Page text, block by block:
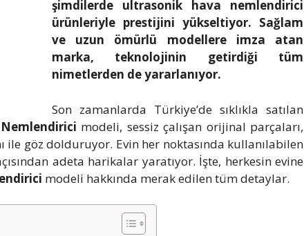
şimdilerde ultrasonik hava nemlendirici
ürünleriyle prestijini yükseltiyor. Sağlam
ve uzun ömürlü modellere imza atan
marka, teknolojinin getirdiği tüm
nimetlerden de yararlanıyor.
Son zamanlarda Türkiye’de sıklıkla satılan
modeli, sessiz çalışan orijinal parçaları,
ile göz dolduruyor. Evin her noktasında kullanılabilen
adeta harikalar yaratıyor. İşte, herkesin evine
modeli hakkında merak edilen tüm detaylar.